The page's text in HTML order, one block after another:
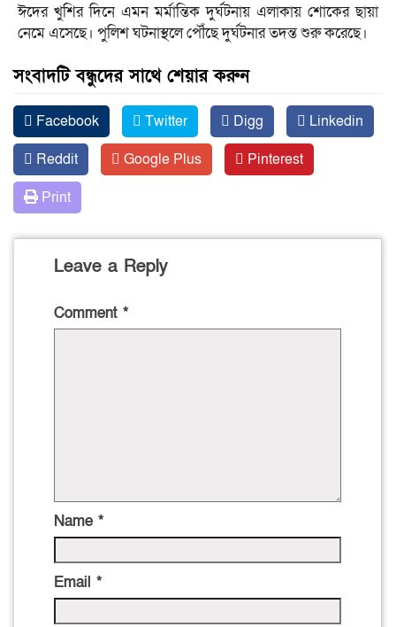
ঈদের খুশির দিনে এমন মর্মান্তিক দুর্ঘটনায় এলাকায় শোকের ছায়া
নেমে এসেছে। পুলিশ ঘটনাস্থলে পৌঁছে দুর্ঘটনার তদন্ত শুরু করেছে।
সংবাদটি বন্ধুদের সাথে শেয়ার করুন
Facebook Twitter Digg
Linkedin
Reddit
Google Plus
Pinterest
Print
Leave a Reply
Comment *
Name *
Email *